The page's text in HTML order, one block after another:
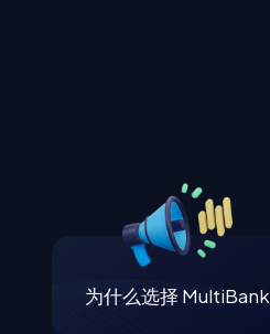
为什么选择 MultiBank